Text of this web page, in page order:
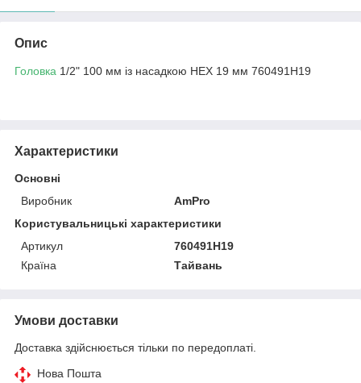
Опис
Головка 1/2" 100 мм із насадкою HEX 19 мм 760491H19
Характеристики
Основні
Виробник
AmPro
Користувальницькі характеристики
Артикул
760491H19
Країна
Тайвань
Умови доставки
Доставка здійснюється тільки по передоплаті.
Нова Пошта